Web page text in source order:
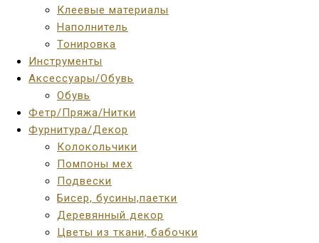
Клеевые материалы
Наполнитель
Тонировка
Инструменты
Аксессуары/Обувь
Обувь
Фетр/Пряжа/Нитки
Фурнитура/Декор
Колокольчики
Помпоны мех
Подвески
Бисер, бусины,паетки
Деревянный декор
Цветы из ткани, бабочки